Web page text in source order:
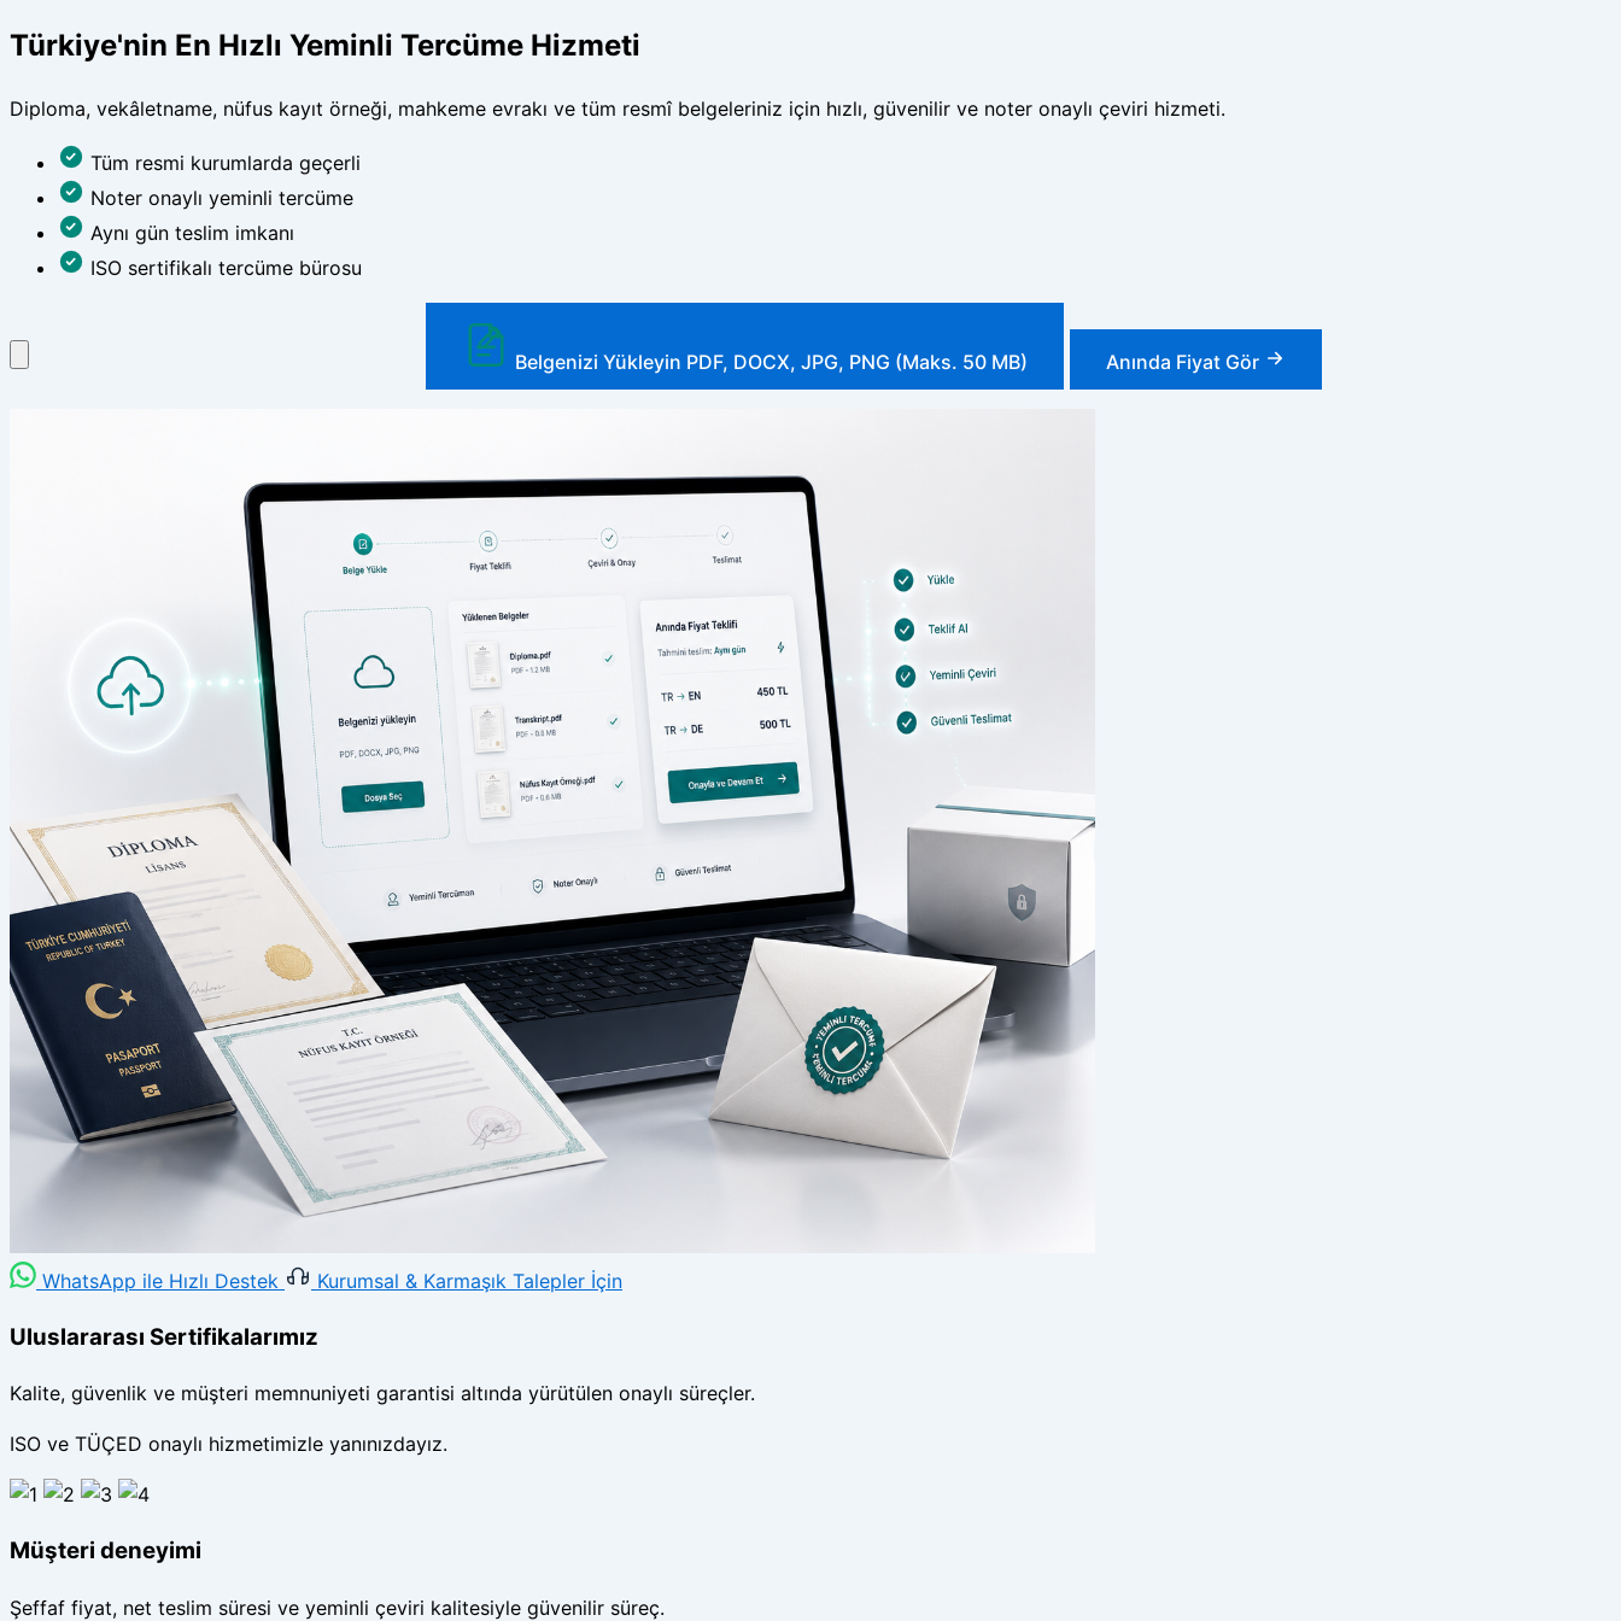
Türkiye'nin En Hızlı Yeminli Tercüme Hizmeti
Diploma, vekâletname, nüfus kayıt örneği, mahkeme evrakı ve tüm resmî belgeleriniz için hızlı, güvenilir ve noter onaylı çeviri hizmeti.
Tüm resmi kurumlarda geçerli
Noter onaylı yeminli tercüme
Aynı gün teslim imkanı
ISO sertifikalı tercüme bürosu
Belgenizi Yükleyin PDF, DOCX, JPG, PNG (Maks. 50 MB) Anında Fiyat Gör
WhatsApp ile Hızlı Destek Kurumsal & Karmaşık Talepler İçin
Uluslararası Sertifikalarımız
Kalite, güvenlik ve müşteri memnuniyeti garantisi altında yürütülen onaylı süreçler.
ISO ve TÜÇED onaylı hizmetimizle yanınızdayız.
Müşteri deneyimi
Şeffaf fiyat, net teslim süresi ve yeminli çeviri kalitesiyle güvenilir süreç.